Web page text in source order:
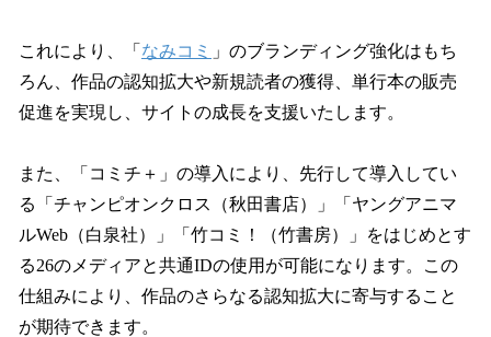
これにより、「 なみコミ 」のブランディング強化はもち
ろん、作品の認知拡大や新規読者の獲得、単行本の販売
促進を実現し、サイトの成長を支援いたします。
また、「コミチ＋」の導入により、先行して導入してい
る「チャンピオンクロス（秋田書店）」「ヤングアニマ
ルWeb（白泉社）」「竹コミ！（竹書房）」をはじめとす
る26のメディアと共通IDの使用が可能になります。この
仕組みにより、作品のさらなる認知拡大に寄与すること
が期待できます。